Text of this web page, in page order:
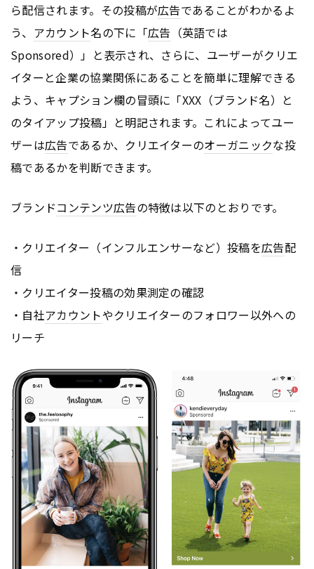
ら配信されます。その投稿が広告であることがわかるよ
う、 アカウント名の下に「広告 （英語では
Sponsored）」と表示され、さらに、ユーザーがクリエ
イターと企業の協業関係にあることを簡単に理解できる
よう、キャプション欄の冒頭に「XXX（ブランド名）と
のタイアップ投稿」と明記されます。これによってユー
ザーは広告であるか、クリエイターのオーガニックな投
稿であるかを判断できます。
ブランドコンテンツ広告の特徴は以下のとおりです。
・クリエイター（インフルエンサーなど）投稿を広告配
信
・クリエイター投稿の効果測定の確認
・自社アカウントやクリエイターのフォロワー以外への
リーチ